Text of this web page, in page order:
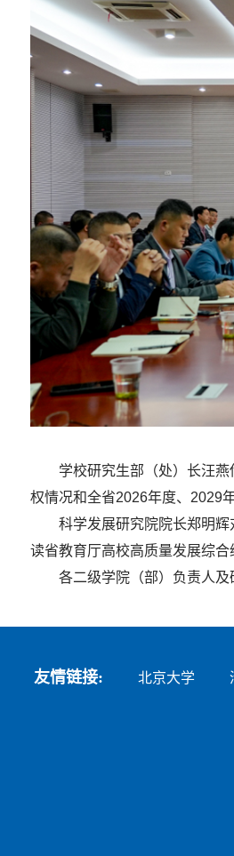
学校研究生部（处）长汪
权情况和全省2026年度、2029
科学发展研究院院长郑明
读省教育厅高校高质量发展综合
各二级学院（部）负责人及
看纪念中国人民抗日战争
周年大会直播
学校
务培训会
友情链接: 北京大学